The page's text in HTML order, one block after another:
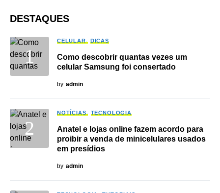
DESTAQUES
CELULAR DICAS
Como descobrir quantas vezes um
celular Samsung foi consertado
by admin
NOTÍCIAS TECNOLOGIA
Anatel e lojas online fazem acordo para
proibir a venda de minicelulares usados
em presídios
by admin